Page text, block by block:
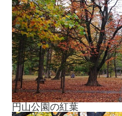
円山公園の紅葉